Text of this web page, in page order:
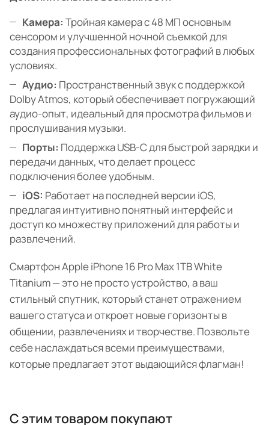
Камера: Тройная камера с 48 МП основным
сенсором и улучшенной ночной съемкой для
создания профессиональных фотографий в любых
условиях.
Аудио: Пространственный звук с поддержкой
Dolby Atmos, который обеспечивает погружающий
аудио-опыт, идеальный для просмотра фильмов и
прослушивания музыки.
Порты: Поддержка USB-C для быстрой зарядки и
передачи данных, что делает процесс
подключения более удобным.
iOS: Работает на последней версии iOS,
предлагая интуитивно понятный интерфейс и
доступ ко множеству приложений для работы и
развлечений.
Смартфон Apple iPhone 16 Pro Max 1TB White
Titanium — это не просто устройство, а ваш
стильный спутник, который станет отражением
вашего статуса и откроет новые горизонты в
общении, развлечениях и творчестве. Позвольте
себе наслаждаться всеми преимуществами,
которые предлагает этот выдающийся флагман!
С этим товаром покупают